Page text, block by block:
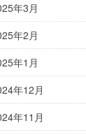
年3月
年2月
年1月
年12月
年11月